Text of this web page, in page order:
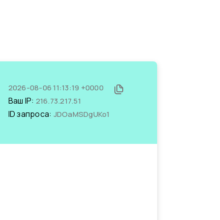
2026-08-06 11:13:19 +0000
Ваш IP: 216.73.217.51
ID запроса: JDOaMSDgUKo1